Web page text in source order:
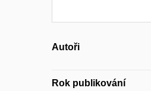
Autoři
Rok publikování